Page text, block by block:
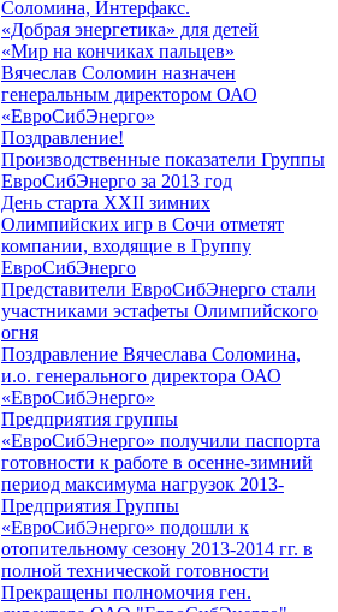
Соломина, Интерфакс.
«Добрая энергетика» для детей
«Мир на кончиках пальцев»
Вячеслав Соломин назначен
генеральным директором ОАО
«ЕвроСибЭнерго»
Поздравление!
Производственные показатели Группы
ЕвроСибЭнерго за 2013 год
День старта XXII зимних
Олимпийских игр в Сочи отметят
компании, входящие в Группу
ЕвроСибЭнерго
Представители ЕвроСибЭнерго стали
участниками эстафеты Олимпийского
огня
Поздравление Вячеслава Соломина,
и.о. генерального директора ОАО
«ЕвроСибЭнерго»
Предприятия группы
«ЕвроСибЭнерго» получили паспорта
готовности к работе в осенне-зимний
период максимума нагрузок 2013-
Предприятия Группы
«ЕвроСибЭнерго» подошли к
отопительному сезону 2013-2014 гг. в
полной технической готовности
Прекращены полномочия ген.